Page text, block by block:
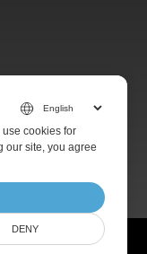
cookies for
our site, you agree
DENY